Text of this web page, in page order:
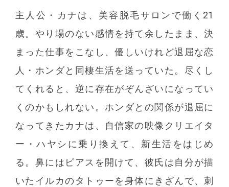
主人公・カナは、美容脱毛サロンで働く21
歳。やり場のない感情を持て余したまま、決
まった仕事をこなし、優しいけれど退屈な恋
人・ホンダと同棲生活を送っていた。尽くし
てくれると、逆に存在がぞんざいになってい
くのかもしれない。ホンダとの関係が退屈に
なってきたカナは、自信家の映像クリエイタ
ー・ハヤシに乗り換えて、新生活をはじめ
る。鼻にはピアスを開けて、彼氏は自分が描
いたイルカのタトゥーを身体にきざんで、刺